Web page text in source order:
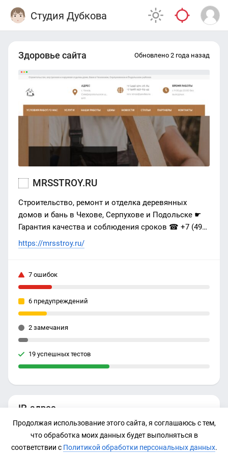
Студия Дубкова
IP-адрес
91.201.52.229
Здоровье сайта Обновлено 2 года назад
MRSSTROY.RU
Строительство, ремонт и отделка деревянных
домов и бань в Чехове, Серпухове и Подольске ☛
Гарантия качества и соблюдения сроков ☎ +7 ‎(495)
970-26-84
https://mrsstroy.ru/
7 ошибок
6 предупреждений
2 замечания
19 успешных тестов
Продолжая использование этого сайта, я соглашаюсь с тем,
что обработка моих данных будет выполняться в
соответствии с Политикой обработки персональных данных.